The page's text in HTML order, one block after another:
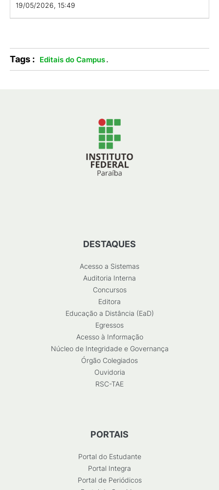
19/05/2026, 15:49
Tags : Editais do Campus.
DESTAQUES
Acesso a Sistemas
Auditoria Interna
Concursos
Editora
Educação a Distância (EaD)
Egressos
Acesso à Informação
Núcleo de Integridade e Governança
Órgão Colegiados
Ouvidoria
RSC-TAE
PORTAIS
Portal do Estudante
Portal Integra
Portal de Periódicos